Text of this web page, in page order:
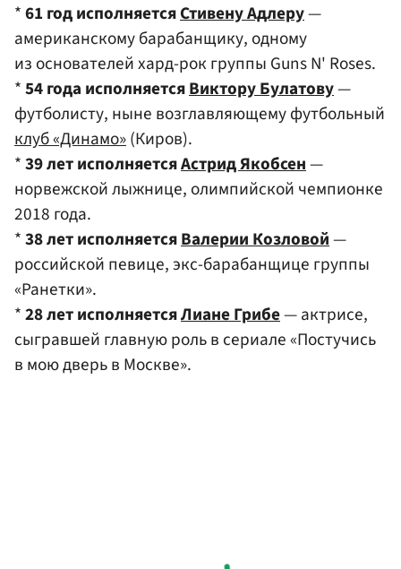
*61 год исполняетсяСтивену Адлеру—
американскому барабанщику, одному
из основателей хард-рок группы Guns N' Roses.
*54 года исполняетсяВиктору Булатову—
футболисту, ныне возглавляющему футбольный
клуб «Динамо»(Киров).
*39 лет исполняетсяАстрид Якобсен—
норвежской лыжнице, олимпийской чемпионке
2018 года.
*38 лет исполняетсяВалерии Козловой—
российской певице, экс-барабанщице группы
«Ранетки».
*28 лет исполняетсяЛиане Грибе— актрисе,
сыгравшей главную роль в сериале «Постучись
в мою дверь в Москве».